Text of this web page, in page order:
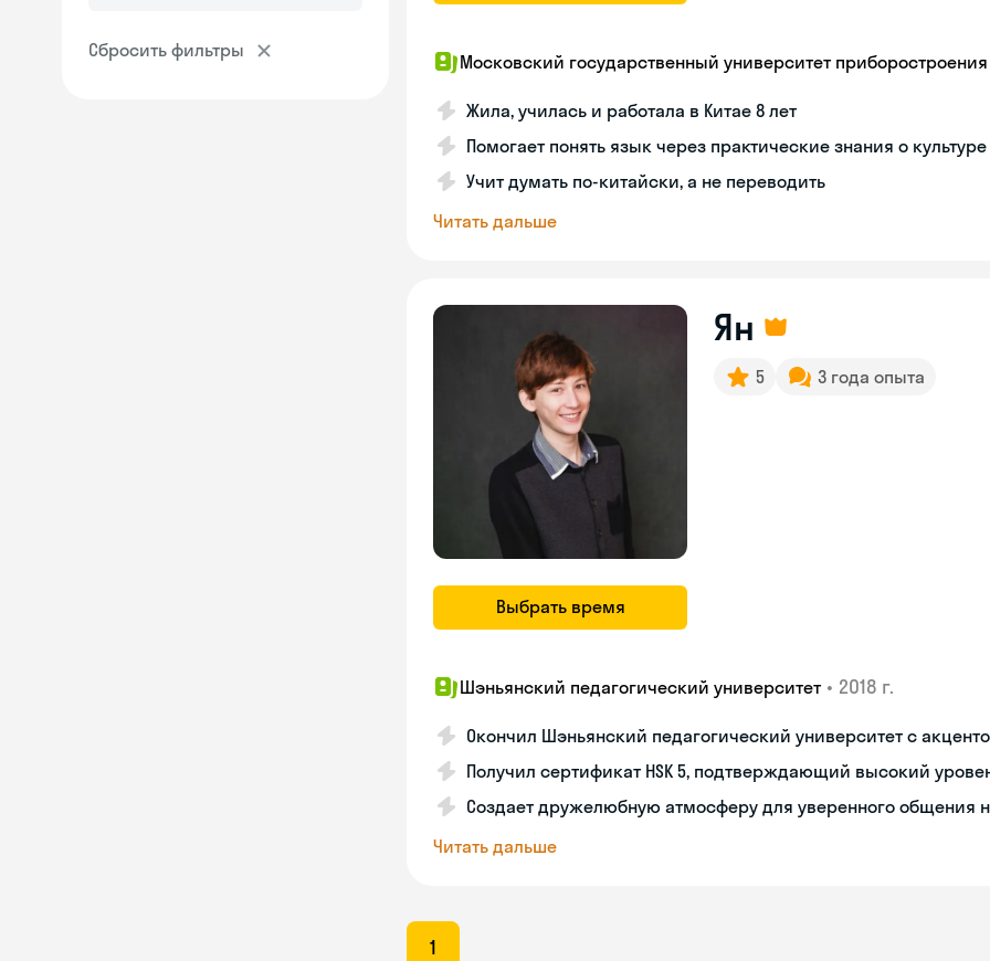
Сбросить фильтры
Московский государственный университет
Жила, училась и работала в Китае 8 лет
Помогает понять язык через практические знания о культуре
Учит думать по-китайски, а не переводить
Читать дальше
Выбрать время
Ян
5 3 года опыта
Шэньянский педагогический университет • 2018 г.
Окончил Шэньянский педагогический университет с
Получил сертификат HSK 5, подтверждающий высокий
Создает дружелюбную атмосферу для уверенного общения
Читать дальше
1